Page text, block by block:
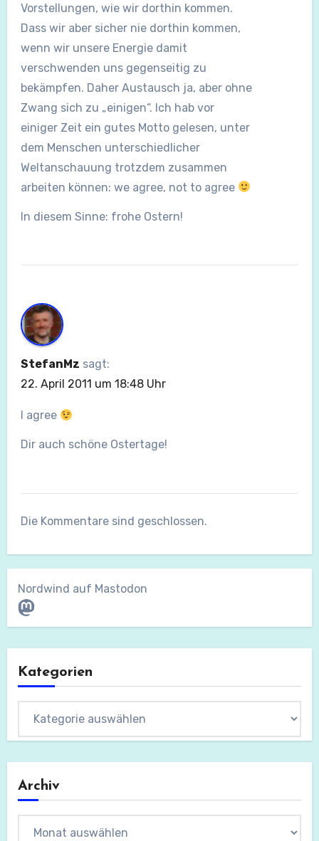
Vorstellungen, wie wir dorthin kommen.
Dass wir aber sicher nie dorthin kommen,
wenn wir unsere Energie damit
verschwenden uns gegenseitig zu
bekämpfen. Daher Austausch ja, aber ohne
Zwang sich zu „einigen“. Ich hab vor
einiger Zeit ein gutes Motto gelesen, unter
dem Menschen unterschiedlicher
Weltanschauung trotzdem zusammen
arbeiten können: we agree, not to agree
In diesem Sinne: frohe Ostern!
StefanMz sagt:
22. April 2011 um 18:48 Uhr
I agree
Dir auch schöne Ostertage!
Die Kommentare sind geschlossen.
Nordwind auf Mastodon
Mastodon
Kategorien
Archiv